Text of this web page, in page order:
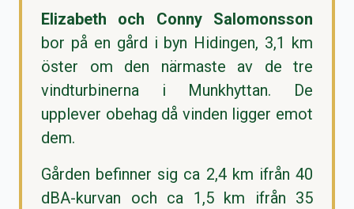
Elizabeth och Conny Salomonsson
bor på en gård i byn Hidingen, 3,1 km
öster om den närmaste av de tre
vindturbinerna i Munkhyttan. De
upplever obehag då vinden ligger emot
dem.
Gården befinner sig ca 2,4 km ifrån 40
dBA-kurvan och ca 1,5 km ifrån 35